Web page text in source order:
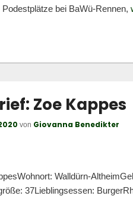
bei BaWü-Rennen,
Zoe Kappes
von Giovanna Benedikter
Walldürn-
37Lieblingsessen: